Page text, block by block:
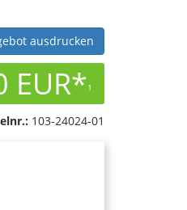
ausdrucken
EUR*1
103-24024-01